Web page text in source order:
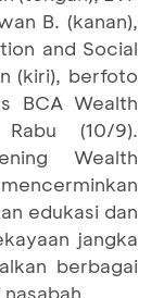
B. (kanan),
and Social
(kiri), berfoto
BCA Wealth
(10/9).
Wealth
edukasi dan
jangka
berbagai